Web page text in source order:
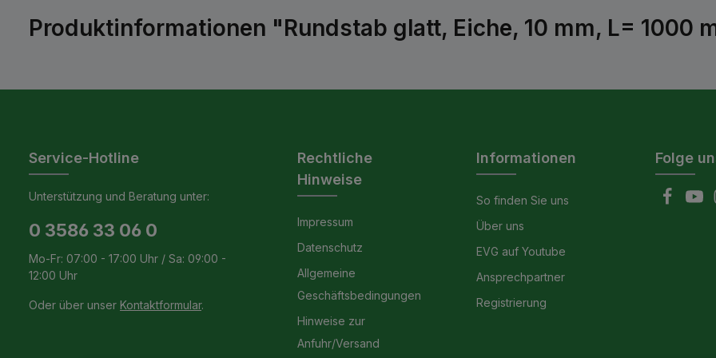
Produktinformationen "Rundstab glatt, Eiche, 10 mm, L= 1000
Service-Hotline
Unterstützung und Beratung unter:
0 3586 33 06 0
Mo-Fr: 07:00 - 17:00 Uhr / Sa: 09:00 -
12:00 Uhr
Oder über unser Kontaktformular.
Rechtliche
Hinweise
Impressum
Datenschutz
Allgemeine
Geschäftsbedingungen
Hinweise zur
Anfuhr/Versand
Informationen
So finden Sie uns
Über uns
EVG auf Youtube
Ansprechpartner
Registrierung
Folge